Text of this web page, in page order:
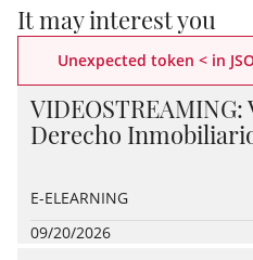
It may interest you
Derecho
E-ELEARNING
09/20/2026
Unexpected token < in